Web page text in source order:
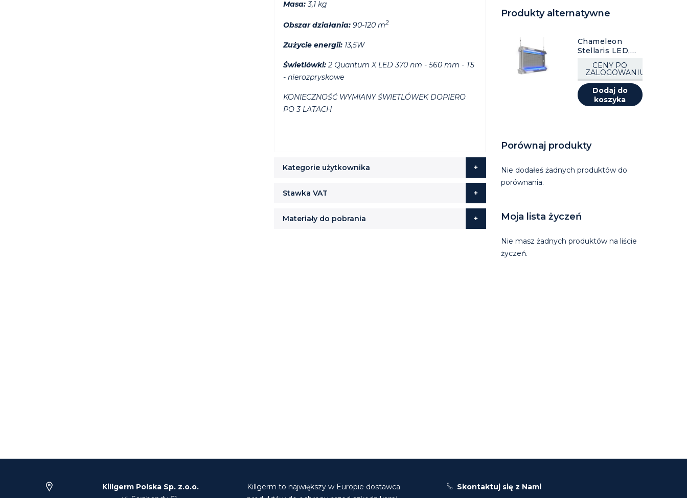
Masa:3,1 kg
Obszar działania:90-120 m2
Zużycie energii: 13,5W
Świetlówki:2 Quantum X LED 370 nm - 560 mm - T5
- nierozpryskowe
KONIECZNOŚĆ WYMIANY ŚWIETLÓWEK DOPIERO
PO 3 LATACH
Kategorie użytkownika
Stawka VAT
Materiały do pobrania
Produkty alternatywne
Chameleon
Stellaris LED,
CENY PO
ZALOGOWANIU
Dodaj do
koszyka
Porównaj produkty
Nie dodałeś żadnych produktów do
porównania.
Moja lista życzeń
Nie masz żadnych produktów na liście
życzeń.
Killgerm Polska Sp. z.o.o.
Killgerm to największy w Europie dostawca
Skontaktuj się z Nami